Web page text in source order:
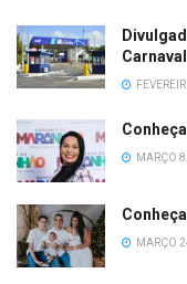
Carnaval
MARÇO
MARÇO